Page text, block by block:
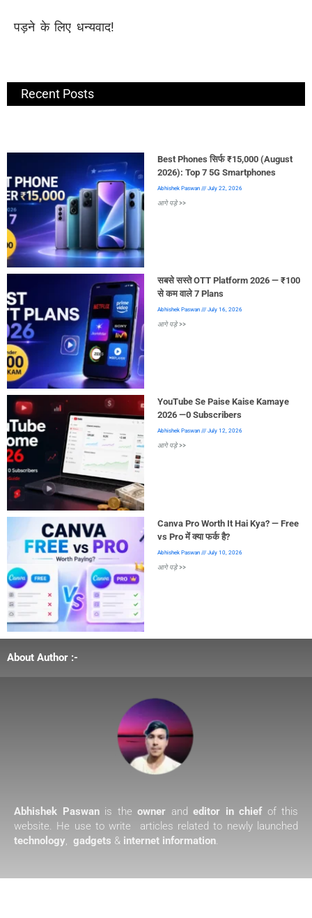
पड़ने के लिए धन्यवाद!
Recent Posts
Best Phones सिर्फ ₹15,000 (August
2026): Top 7 5G Smartphones
Abhishek Paswan July 22, 2026
आगे पड़े >>
सबसे सस्ते OTT Platform 2026 — ₹100
से कम वाले 7 Plans
Abhishek Paswan July 16, 2026
आगे पड़े >>
YouTube Se Paise Kaise Kamaye
2026 —0 Subscribers
Abhishek Paswan July 12, 2026
आगे पड़े >>
Canva Pro Worth It Hai Kya? — Free
vs Pro में क्या फर्क है?
Abhishek Paswan July 10, 2026
आगे पड़े >>
About Author :-
Abhishek Paswanis the owner and editor in chiefof this
website. He use to write articles related to newly launched
technology, gadgets & internet information.